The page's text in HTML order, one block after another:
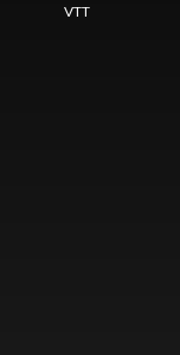
VTT